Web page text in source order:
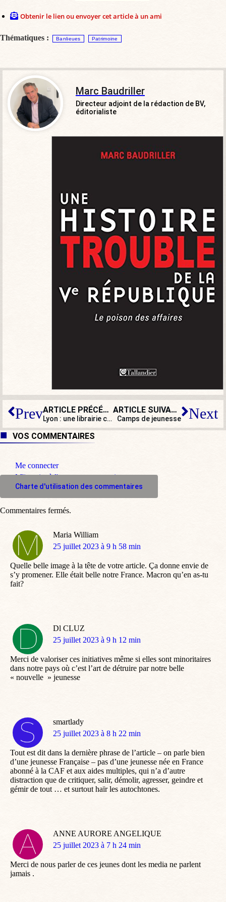
Obtenir le lien ou envoyer cet article à un ami
Thématiques : Banlieues Patrimoine
Marc Baudriller
Directeur adjoint de la rédaction de BV,
éditorialiste
Prev ARTICLE PRÉCÉDENT
Lyon : une librairie chrétienne recouverte de tags antichrétiens
ARTICLE SUIVANT
Camps de jeunesse Next
VOS COMMENTAIRES
Me connecter
M'inscrire à l'espace commentaire
Charte d'utilisation des commentaires
Maria William
dit
25 juillet 2023 à 9 h 58 min
Quelle belle image à la tête de votre article. Ça donne envie de
s’y promener. Elle était belle notre France. Macron qu’en as-tu
fait?
Dl CLUZ
dit
25 juillet 2023 à 9 h 12 min
Merci de valoriser ces initiatives même si elles sont minoritaires
dans notre pays où c’est l’art de détruire par notre belle
« nouvelle » jeunesse
smartlady
dit
25 juillet 2023 à 8 h 22 min
Tout est dit dans la dernière phrase de l’article – on parle bien
d’une jeunesse Française – pas d’une jeunesse née en France
abonné à la CAF et aux aides multiples, qui n’a d’autre
distraction que de critiquer, salir, démolir, agresser, geindre et
gémir de tout … et surtout haïr les autochtones.
ANNE AURORE ANGELIQUE
dit
25 juillet 2023 à 7 h 24 min
Merci de nous parler de ces jeunes dont les media ne parlent
jamais .
Commentaires fermés.